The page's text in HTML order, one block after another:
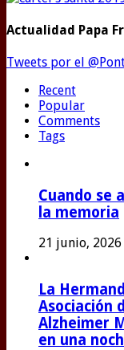
Actualidad Papa
Tweets por el
Recent
Popular
Comments
Tags
Cuando se
la memoria
21 junio, 2026
La
Asociación
Alzheimer
en una